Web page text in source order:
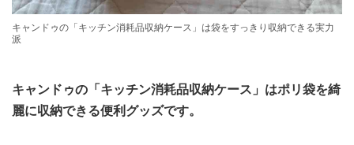
キャンドゥの「キッチン消耗品収納ケース」は袋をすっきり収納できる実力
派
キャンドゥの「キッチン消耗品収納ケース」はポリ袋を綺
麗に収納できる便利グッズです。